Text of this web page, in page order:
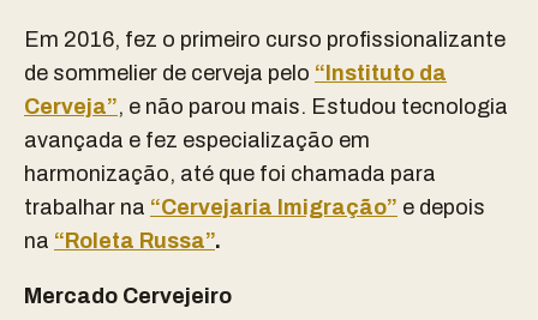
Em 2016, fez o primeiro curso profissionalizante
de sommelier de cerveja pelo “Instituto da
Cerveja”, e não parou mais. Estudou tecnologia
avançada e fez especialização em
harmonização, até que foi chamada para
trabalhar na “Cervejaria Imigração” e depois
na “Roleta Russa”.
Mercado Cervejeiro